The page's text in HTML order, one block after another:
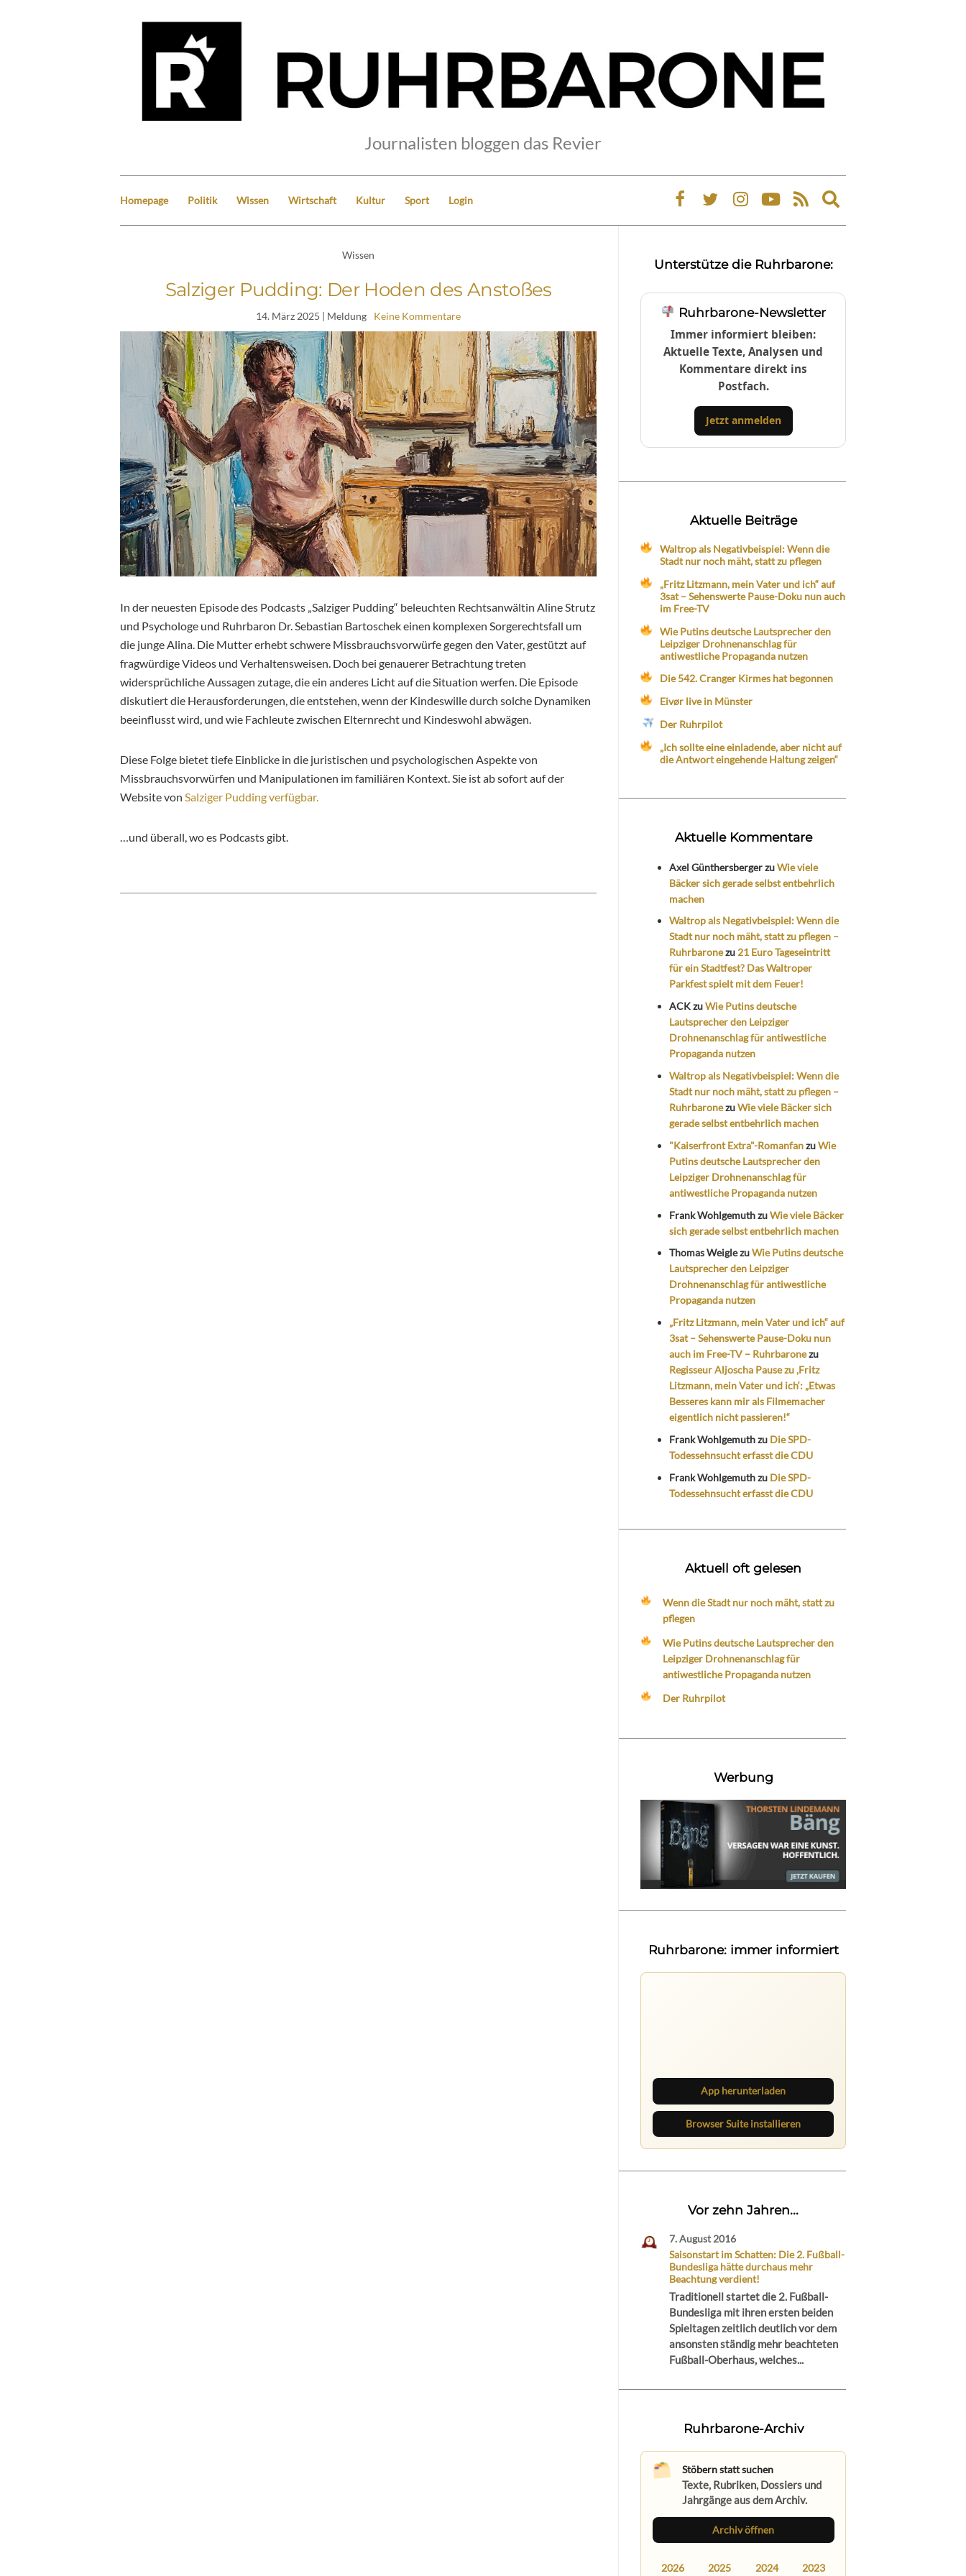
Journalisten bloggen das Revier
Homepage Politik Wissen Wirtschaft Kultur Sport Login
Expand
search
Wissen
Salziger Pudding: Der Hoden des Anstoßes
14. März 2025 | Meldung Keine Kommentare
In der neuesten Episode des Podcasts „Salziger Pudding“ beleuchten Rechtsanwältin Aline Strutz
und Psychologe und Ruhrbaron Dr. Sebastian Bartoschek einen komplexen Sorgerechtsfall um
die junge Alina. Die Mutter erhebt schwere Missbrauchsvorwürfe gegen den Vater, gestützt auf
fragwürdige Videos und Verhaltensweisen. Doch bei genauerer Betrachtung treten
widersprüchliche Aussagen zutage, die ein anderes Licht auf die Situation werfen. Die Episode
diskutiert die Herausforderungen, die entstehen, wenn der Kindeswille durch solche Dynamiken
beeinflusst wird, und wie Fachleute zwischen Elternrecht und Kindeswohl abwägen.
Diese Folge bietet tiefe Einblicke in die juristischen und psychologischen Aspekte von
Missbrauchsvorwürfen und Manipulationen im familiären Kontext. Sie ist ab sofort auf der
Website von Salziger Pudding verfügbar.
…und überall, wo es Podcasts gibt.
Unterstütze die Ruhrbarone:
Ruhrbarone-Newsletter
Immer informiert bleiben:
Aktuelle Texte, Analysen und
Kommentare direkt ins
Postfach.
Jetzt anmelden
Aktuelle Beiträge
Waltrop als Negativbeispiel: Wenn die
Stadt nur noch mäht, statt zu pflegen
„Fritz Litzmann, mein Vater und ich“ auf
3sat – Sehenswerte Pause-Doku nun auch
im Free-TV
Wie Putins deutsche Lautsprecher den
Leipziger Drohnenanschlag für
antiwestliche Propaganda nutzen
Die 542. Cranger Kirmes hat begonnen
Eivør live in Münster
Der Ruhrpilot
„Ich sollte eine einladende, aber nicht auf
die Antwort eingehende Haltung zeigen“
Aktuelle Kommentare
Axel GünthersbergerzuWie viele
Bäcker sich gerade selbst entbehrlich
machen
Waltrop als Negativbeispiel: Wenn die
Stadt nur noch mäht, statt zu pflegen –
Ruhrbaronezu 21 Euro Tageseintritt
für ein Stadtfest? Das Waltroper
Parkfest spielt mit dem Feuer!
ACKzuWie Putins deutsche
Lautsprecher den Leipziger
Drohnenanschlag für antiwestliche
Propaganda nutzen
Waltrop als Negativbeispiel: Wenn die
Stadt nur noch mäht, statt zu pflegen –
RuhrbaronezuWie viele Bäcker sich
gerade selbst entbehrlich machen
"Kaiserfront Extra"-RomanfanzuWie
Putins deutsche Lautsprecher den
Leipziger Drohnenanschlag für
antiwestliche Propaganda nutzen
Frank WohlgemuthzuWie viele Bäcker
sich gerade selbst entbehrlich machen
Thomas WeiglezuWie Putins deutsche
Lautsprecher den Leipziger
Drohnenanschlag für antiwestliche
Propaganda nutzen
„Fritz Litzmann, mein Vater und ich“ auf
3sat – Sehenswerte Pause-Doku nun
auch im Free-TV – Ruhrbaronezu
Regisseur Aljoscha Pause zu ‚Fritz
Litzmann, mein Vater und ich‘: „Etwas
Besseres kann mir als Filmemacher
eigentlich nicht passieren!“
Frank Wohlgemuthzu Die SPD-
Todessehnsucht erfasst die CDU
Frank Wohlgemuthzu Die SPD-
Todessehnsucht erfasst die CDU
Aktuell oft gelesen
Wenn die Stadt nur noch mäht, statt zu
pflegen
Wie Putins deutsche Lautsprecher den
Leipziger Drohnenanschlag für
antiwestliche Propaganda nutzen
Der Ruhrpilot
Werbung
Ruhrbarone: immer informiert
App herunterladen
Browser Suite installieren
Vor zehn Jahren...
7. August 2016
Saisonstart im Schatten: Die 2. Fußball-
Bundesliga hätte durchaus mehr
Beachtung verdient!
Traditionell startet die 2. Fußball-
Bundesliga mit ihren ersten beiden
Spieltagen zeitlich deutlich vor dem
ansonsten ständig mehr beachteten
Fußball-Oberhaus, welches...
Ruhrbarone-Archiv
Stöbern statt suchen
Texte, Rubriken, Dossiers und
Jahrgänge aus dem Archiv.
Archiv öffnen
2026 2025 2024 2023